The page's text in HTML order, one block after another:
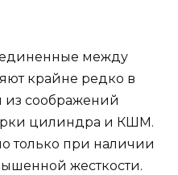
между
крайне редко в
соображений
цилиндра и КШМ.
только при наличии
жесткости.